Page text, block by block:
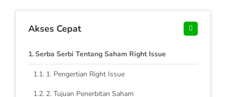
Akses Cepat
Serba Serbi Tentang Saham Right Issue
1. Pengertian Right Issue
2. Tujuan Penerbitan Saham